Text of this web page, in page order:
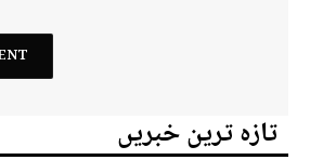
تازہ ترین خبریں